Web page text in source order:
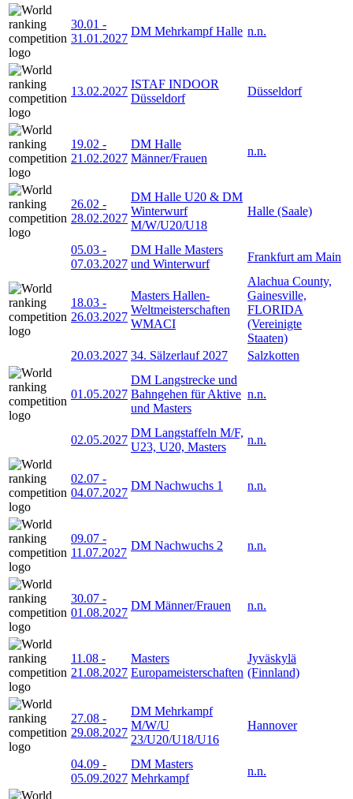
30.01 -
31.01.2027
DM Mehrkampf Halle n.n.
13.02.2027
ISTAF INDOOR
Düsseldorf
Düsseldorf
19.02 -
21.02.2027
DM Halle
Männer/Frauen
n.n.
26.02 -
28.02.2027
DM Halle U20 & DM
Winterwurf
M/W/U20/U18
Halle (Saale)
05.03 -
07.03.2027
DM Halle Masters
und Winterwurf
Frankfurt am Main
18.03 -
26.03.2027
Masters Hallen-
Weltmeisterschaften
WMACI
Alachua County,
Gainesville,
FLORIDA
(Vereinigte
Staaten)
20.03.2027 34. Sälzerlauf 2027 Salzkotten
01.05.2027
DM Langstrecke und
Bahngehen für Aktive
und Masters
n.n.
02.05.2027
DM Langstaffeln M/F,
U23, U20, Masters
n.n.
02.07 -
04.07.2027
DM Nachwuchs 1 n.n.
09.07 -
11.07.2027
DM Nachwuchs 2 n.n.
30.07 -
01.08.2027
DM Männer/Frauen n.n.
11.08 -
21.08.2027
Masters
Europameisterschaften
Jyväskylä
(Finnland)
27.08 -
29.08.2027
DM Mehrkampf
M/W/U
23/U20/U18/U16
Hannover
04.09 -
05.09.2027
DM Masters
Mehrkampf
n.n.